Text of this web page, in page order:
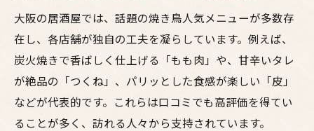
大阪の居酒屋では、話題の焼き鳥人気メニューが多数存
在し、各店舗が独自の工夫を凝らしています。例えば、
炭火焼きで香ばしく仕上げる「もも肉」や、甘辛いタレ
が絶品の「つくね」、パリッとした食感が楽しい「皮」
などが代表的です。これらは口コミでも高評価を得てい
ることが多く、訪れる人々から支持されています。